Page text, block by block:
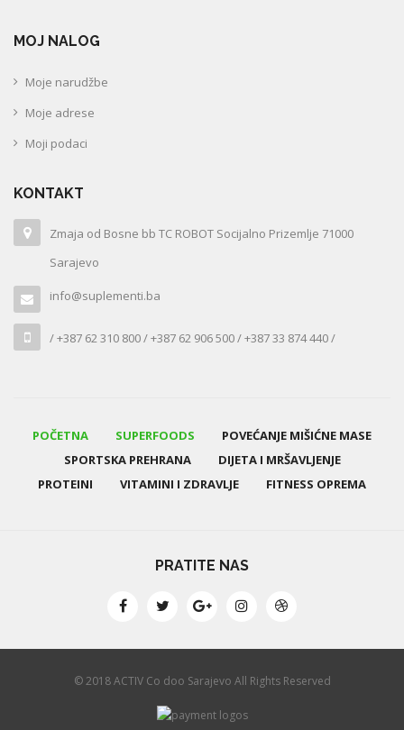
MOJ NALOG
Moje narudžbe
Moje adrese
Moji podaci
KONTAKT
Zmaja od Bosne bb TC ROBOT Socijalno Prizemlje 71000
Sarajevo
info@suplementi.ba
/ +387 62 310 800 / +387 62 906 500 / +387 33 874 440 /
POČETNA SUPERFOODS
POVEĆANJE MIŠIĆNE MASE
SPORTSKA PREHRANA
DIJETA I MRŠAVLJENJE
PROTEINI
VITAMINI I ZDRAVLJE FITNESS OPREMA
PRATITE NAS
© 2018 ACTIV Co doo Sarajevo All Rights Reserved